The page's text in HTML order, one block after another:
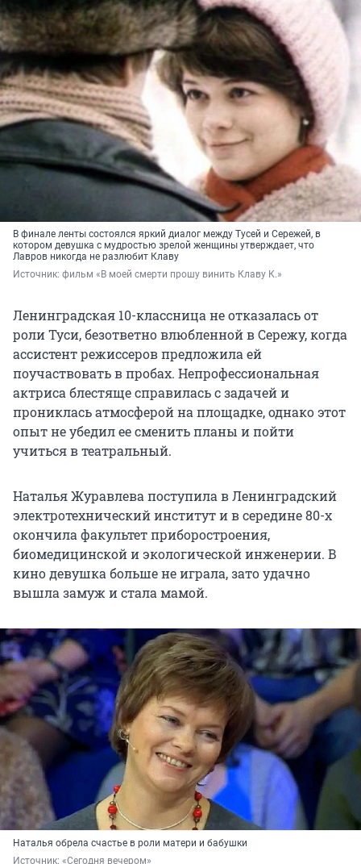
В финале ленты состоялся яркий диалог между Тусей и Сережей, в
котором девушка с мудростью зрелой женщины утверждает, что
Лавров никогда не разлюбит Клаву
Источник: фильм «В моей смерти прошу винить Клаву К.»
Ленинградская 10-классница не отказалась от
роли Туси, безответно влюбленной в Сережу, когда
ассистент режиссеров предложила ей
поучаствовать в пробах. Непрофессиональная
актриса блестяще справилась с задачей и
прониклась атмосферой на площадке, однако этот
опыт не убедил ее сменить планы и пойти
учиться в театральный.
Наталья Журавлева поступила в Ленинградский
электротехнический институт и в середине 80-х
окончила факультет приборостроения,
биомедицинской и экологической инженерии. В
кино девушка больше не играла, зато удачно
вышла замуж и стала мамой.
Наталья обрела счастье в роли матери и бабушки
Источник: «Сегодня вечером»